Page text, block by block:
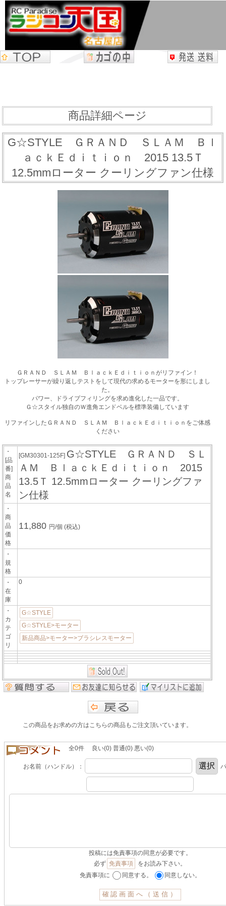
商品詳細ページ
G☆STYLE ＧＲＡＮＤ ＳＬＡＭ Ｂｌ
ａｃｋＥｄｉｔｉｏｎ 2015 13.5Ｔ
12.5mmローター クーリングファン仕様
ＧＲＡＮＤ ＳＬＡＭ ＢｌａｃｋＥｄｉｔｉｏｎがリファイン！
トップレーサーが繰り返しテストをして現代の求めるモーターを形にしまし
た。
パワー、ドライブフィリングを求め進化した一品です。
Ｇ☆スタイル独自のＷ進角エンドベルを標準装備しています
リファインしたＧＲＡＮＤ ＳＬＡＭ ＢｌａｃｋＥｄｉｔｉｏｎをご体感
ください
・
[品
番]
商
品
名
[GM30301-125F] G☆STYLE ＧＲＡＮＤ ＳＬ
ＡＭ ＢｌａｃｋＥｄｉｔｉｏｎ 2015
13.5Ｔ 12.5mmローター クーリングファ
ン仕様
・
商
品
価
格
11,880 円/個(税込)
・
規
格
・
在
庫
0
・
カ
テ
ゴ
リ
G☆STYLE
G☆STYLE>モーター
新品商品>モーター>ブラシレスモーター
この商品をお求めの方はこちらの商品もご注文頂いています。
全0件 良い(0) 普通(0) 悪い(0)
お名前（ハンドル）：
投稿には免責事項の同意が必要です。
必ず 免責事項
をお読み下さい。
免責事項に
同意する。 同意しない。